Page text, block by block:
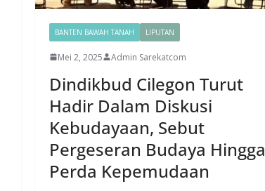
BANTEN BAWAH TANAH LIPUTAN
Mei 2, 2025 Admin Sarekatcom
Dindikbud Cilegon Turut
Hadir Dalam Diskusi
Kebudayaan, Sebut
Pergeseran Budaya Hingga
Perda Kepemudaan